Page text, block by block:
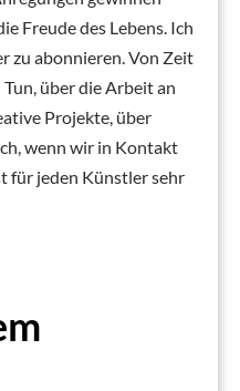
Freude des Lebens. Ich
zu abonnieren. Von Zeit
über die Arbeit an
Projekte, über
wenn wir in Kontakt
für jeden Künstler sehr